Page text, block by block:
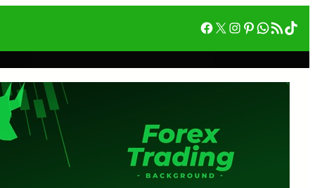
Facebook
X Instagram
Pinterest
RSS フィード